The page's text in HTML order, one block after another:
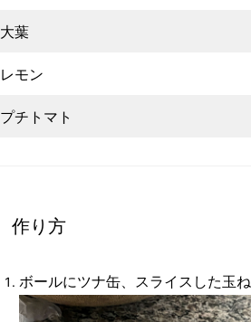
大葉
レモン
プチトマト
作り方
ボールにツナ缶、スライスした玉